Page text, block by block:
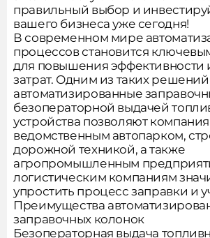
правильный выбор и
вашего бизнеса уже сегодня!
В современном мире
процессов становится
для повышения эффективности
затрат. Одним из таких
автоматизированные
безоператорной выдачей
устройства позволяют
ведомственным автопарком,
дорожной техникой, а также
агропромышленным
логистическим компаниям
упростить процесс заправки и
Преимущества
заправочных колонок
Безоператорная выдача